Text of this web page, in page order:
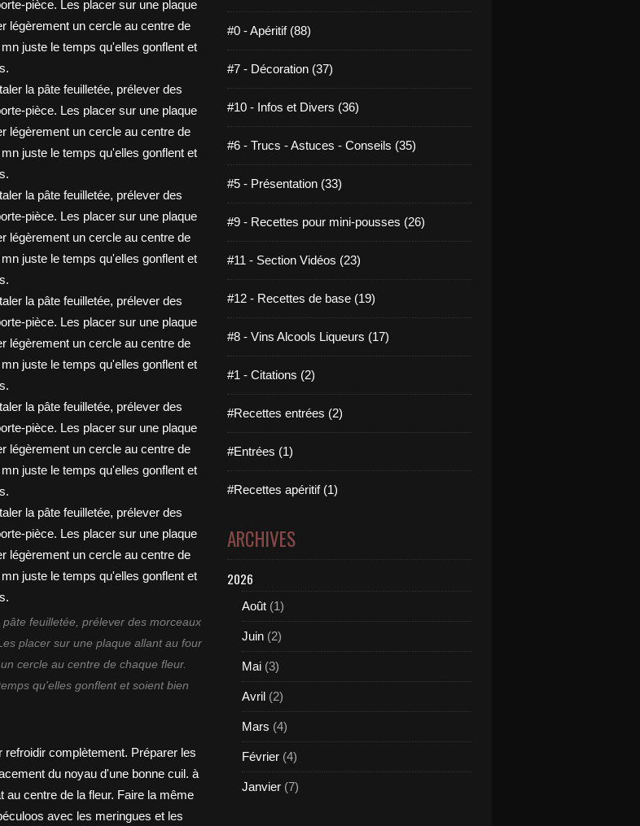
feuilletée, prélever des morceaux
placer sur une plaque allant au four
cercle au centre de chaque fleur.
qu'elles gonflent et soient bien
#0 - Apéritif (88)
#7 - Décoration (37)
#10 - Infos et Divers (36)
#6 - Trucs - Astuces - Conseils (35)
#5 - Présentation (33)
#9 - Recettes pour mini-pousses (26)
#11 - Section Vidéos (23)
#12 - Recettes de base (19)
#8 - Vins Alcools Liqueurs (17)
#1 - Citations (2)
#Recettes entrées (2)
#Entrées (1)
#Recettes apéritif (1)
ARCHIVES
2026
Août (1)
Juin (2)
Mai (3)
Avril (2)
Mars (4)
Février (4)
Janvier (7)